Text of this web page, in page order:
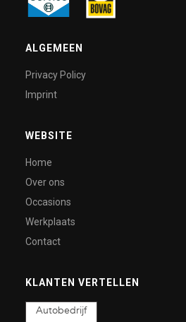
ALGEMEEN
Privacy Policy
Imprint
WEBSITE
Home
Over ons
Occasions
Werkplaats
Contact
KLANTEN VERTELLEN
Autobedrijf